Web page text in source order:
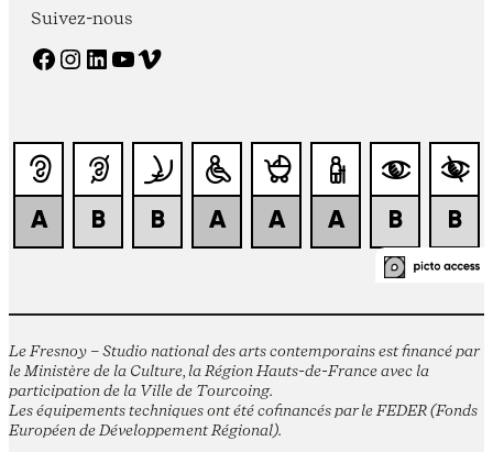
Suivez-nous
Facebook Instagram LinkedIn YouTube Vimeo
Le Fresnoy – Studio national des arts contemporains est financé par
le Ministère de la Culture, la Région Hauts-de-France avec la
participation de la Ville de Tourcoing.
Les équipements techniques ont été cofinancés par le FEDER (Fonds
Européen de Développement Régional).